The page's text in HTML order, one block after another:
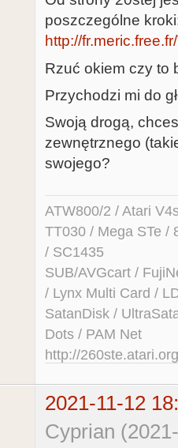
poszczególne
http://
Rzuć okiem czy to
Przychodzi mi do
Swoją drogą,
zewnętrznego
swojego?
ATW800/2 / Atari
TT030 / Mega STe /
/ SC1435
SUB/AVGcart /
/ Lynx Multi Card /
SatanDisk /
Dots / PAM Net
http://260ste.atari.org
2021-11-12
Cyprian